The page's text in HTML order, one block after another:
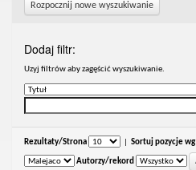
Rozpocznij nowe wyszukiwanie
Dodaj filtr:
Uzyj filtrów aby zagęścić wyszukiwanie.
Rezultaty/Strona Sortuj pozycje wg
Autorzy/rekord